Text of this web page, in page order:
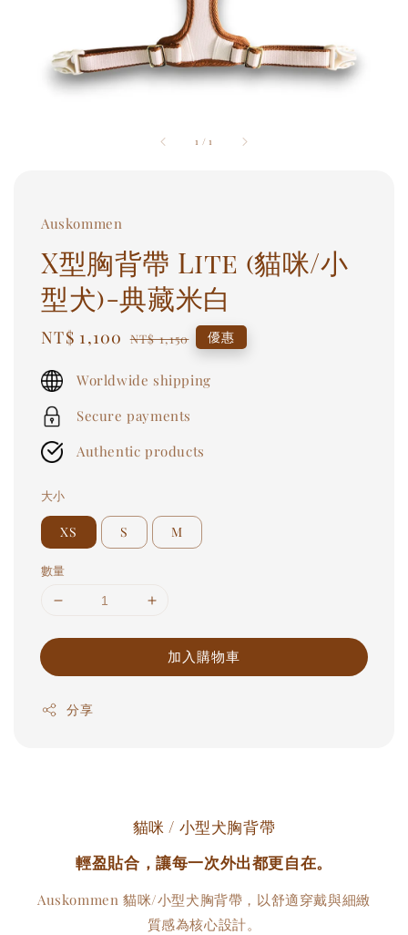
1 /1
Auskommen
X型胸背帶 Lite (貓咪/小
型犬)-典藏米白
Sale
NT$ 1,100 Regular
NT$ 1,150 優惠
Worldwide shipping
Secure payments
Authentic products
大小
XS S M
數量
加入購物車
分享
貓咪 / 小型犬胸背帶
輕盈貼合，讓每一次外出都更自在。
Auskommen 貓咪/小型犬胸背帶，以舒適穿戴與細緻
質感為核心設計。